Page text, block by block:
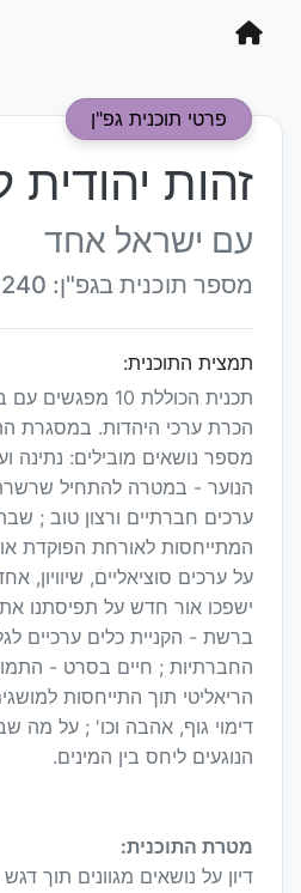
פרטי תוכנית גפ"ן
זהות יהודית
עם ישראל אחד
מספר תוכנית בגפ"ן: 1240
תמצית התוכנית:
תכנית הכוללת 10
הכרת ערכי היהדות. במסגרת
מספר נושאים מובילים: נתינה
הנוער - במטרה להתחיל
ערכים חברתיים ורצון טוב ; שבת
המתייחסות לאורחת הפוקדת
על ערכים סוציאליים, שיוויון,
ישפכו אור חדש על תפיסתנו
ברשת - הקניית כלים ערכיים
החברתיות ; חיים בסרט -
הריאליטי תוך התייחסות
דימוי גוף, אהבה וכו' ; על מה
הנוגעים ליחס בין המינים.
מטרת התוכנית:
דיון על נושאים מגוונים תוך